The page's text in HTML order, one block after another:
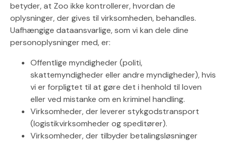
betyder, at Zoo ikke kontrollerer, hvordan de
oplysninger, der gives til virksomheden, behandles.
Uafhængige dataansvarlige, som vi kan dele dine
personoplysninger med, er:
Offentlige myndigheder (politi,
skattemyndigheder eller andre myndigheder), hvis
vi er forpligtet til at gøre det i henhold til loven
eller ved mistanke om en kriminel handling.
Virksomheder, der leverer stykgodstransport
(logistikvirksomheder og speditører).
Virksomheder, der tilbyder betalingsløsninger